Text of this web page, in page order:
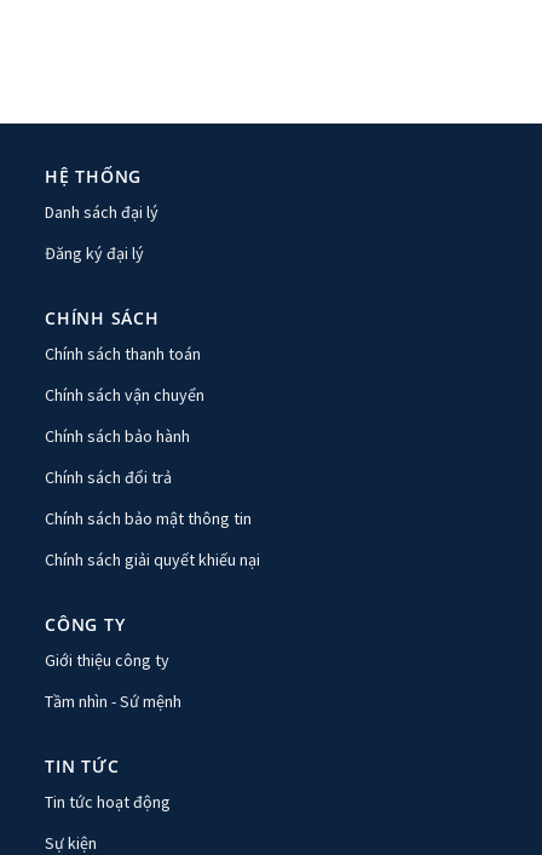
HỆ THỐNG
Danh sách đại lý
Đăng ký đại lý
CHÍNH SÁCH
Chính sách thanh toán
Chính sách vận chuyển
Chính sách bảo hành
Chính sách đổi trả
Chính sách bảo mật thông tin
Chính sách giải quyết khiếu nại
CÔNG TY
Giới thiệu công ty
Tầm nhìn - Sứ mệnh
TIN TỨC
Tin tức hoạt động
Sự kiện